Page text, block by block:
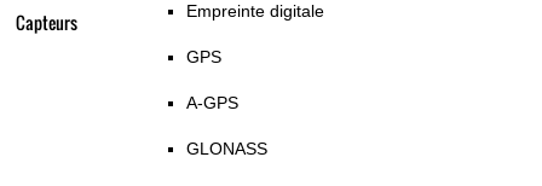
Capteurs Empreinte digitale
GPS
A-GPS
GLONASS